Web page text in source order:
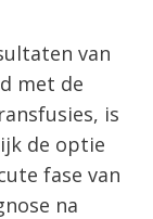
van
met de
is
de optie
fase van
na